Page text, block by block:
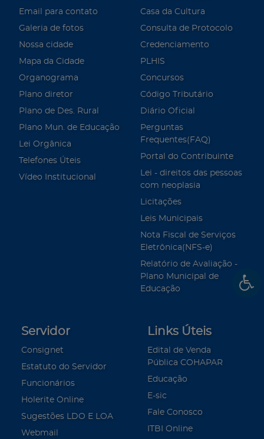
Email para contato
Galeria de fotos
Nossa cidade
Mapa da Cidade
Organograma
Plano diretor
Plano de Des. Rural
Plano Mun. de Educação
Lei Orgânica
Telefones Úteis
Vídeo Institucional
Casa da Cultura
Consulta de Protocolo
Credenciamento
PLHIS
Concursos
Código Tributário
Diário Oficial
Perguntas
Frequentes(FAQ)
Portal do Contribuinte
Lei - direitos das pessoas
com neoplasia
Licitações
Leis Municipais
Nota Fiscal de Serviços
Eletrônica(NFS-e)
Relatório de Avaliação -
Plano Municipal de
Educação
Servidor
Consignet
Estatuto do Servidor
Funcionários
Holerite Online
Sugestões LDO E LOA
Webmail
Links Úteis
Edital de Venda
Pública COHAPAR
Educação
E-sic
Fale Conosco
ITBI Online